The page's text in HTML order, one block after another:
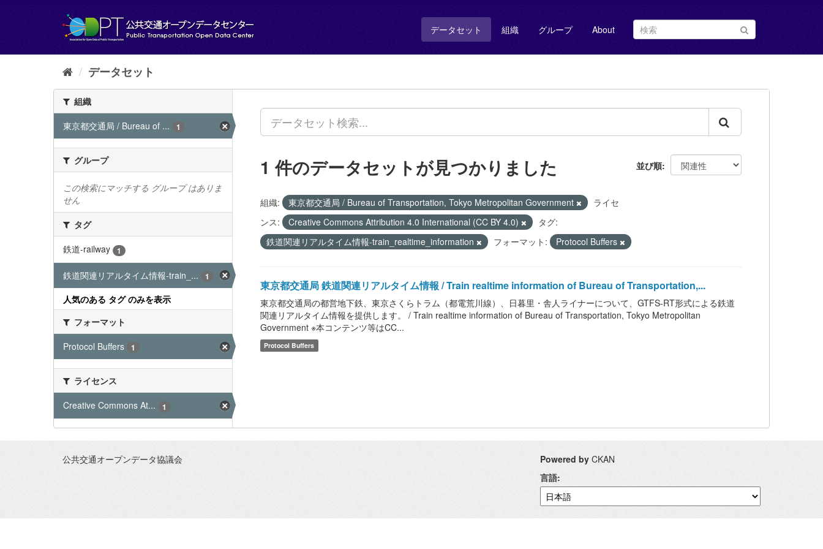
し
データセット 組織 グループ About
データセット
組織
東京都交通局 / Bureau of ...
1
グループ
この検索にマッチする グループ はありま
せん
タグ
鉄道-railway
1
鉄道関連リアルタイム情報-train_... 1
人気のある タグ のみを表示
フォーマット
Protocol Buffers
1
ライセンス
Creative Commons At...
1
並び順
1 件のデータセットが見つかりました
組織: 東京都交通局 / Bureau of Transportation, Tokyo Metropolitan Government
ライセ
ンス:
Creative Commons Attribution 4.0 International (CC BY 4.0)
タグ:
鉄道関連リアルタイム情報-train_realtime_information
フォーマット: Protocol Buffers
東京都交通局 鉄道関連リアルタイム情報 / Train realtime information of Bureau of Transportation,...
東京都交通局の都営地下鉄、東京さくらトラム（都電荒川線）、日暮里・舎人ライナーについて、GTFS-RT形式による鉄道
関連リアルタイム情報を提供します。 / Train realtime information of Bureau of Transportation, Tokyo Metropolitan
Government ※本コンテンツ等はCC...
Protocol Buffers
公共交通オープンデータ協議会 Powered by CKAN
言語